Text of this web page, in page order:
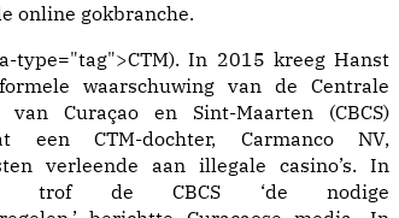
online gokbranche.
type="tag">CTM). In 2015 kreeg Hanst
waarschuwing van de Centrale
van Curaçao en Sint-Maarten (CBCS)
een CTM-dochter, Carmanco NV,
verleende aan illegale casino’s. In
trof de CBCS ‘de nodige